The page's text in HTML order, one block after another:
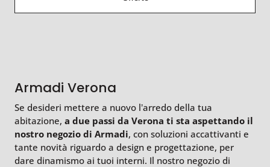
Armadi Verona
Se desideri mettere a nuovo l’arredo della tua
abitazione, a due passi da Verona ti sta aspettando il
nostro negozio di Armadi, con soluzioni accattivanti e
tante novità riguardo a design e progettazione, per
dare dinamismo ai tuoi interni. Il nostro negozio di